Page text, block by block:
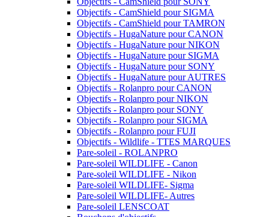
Objectifs - CamShield pour SIGMA
Objectifs - CamShield pour TAMRON
Objectifs - HugaNature pour CANON
Objectifs - HugaNature pour NIKON
Objectifs - HugaNature pour SIGMA
Objectifs - HugaNature pour SONY
Objectifs - HugaNature pour AUTRES
Objectifs - Rolanpro pour CANON
Objectifs - Rolanpro pour NIKON
Objectifs - Rolanpro pour SONY
Objectifs - Rolanpro pour SIGMA
Objectifs - Rolanpro pour FUJI
Objectifs - Wildlife - TTES MARQUES
Pare-soleil - ROLANPRO
Pare-soleil WILDLIFE - Canon
Pare-soleil WILDLIFE - Nikon
Pare-soleil WILDLIFE- Sigma
Pare-soleil WILDLIFE- Autres
Pare-soleil LENSCOAT